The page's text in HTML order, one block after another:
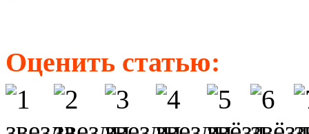
Оценить статью: